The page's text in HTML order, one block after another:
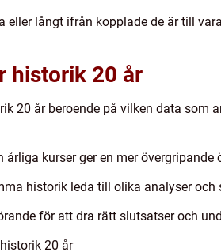
långt ifrån kopplade de är till
historik 20 år
20 år beroende på vilken data som
kurser ger en mer övergripande
historik leda till olika analyser och
för att dra rätt slutsatser och
20 år